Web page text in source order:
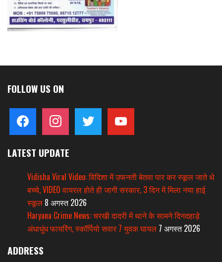
FOLLOW US ON
facebook instagram twitter
LATEST UPDATE
Vidisha Viral Video: विदिशा में उफनती बेतवा पार कर स्कूल जाते थे
बच्चे, VIDEO वायरल होते ही जागी सरकार, 3 दिन में मिला नया हाई
स्कूल 8 अगस्त 2026
Haryana Crime News: चरखी दादरी में थाने के सामने दिनदहाड़े
अंधाधुंध फायरिंग, स्कॉर्पियो सवार 7 युवक घायल 7 अगस्त 2026
ADDRESS